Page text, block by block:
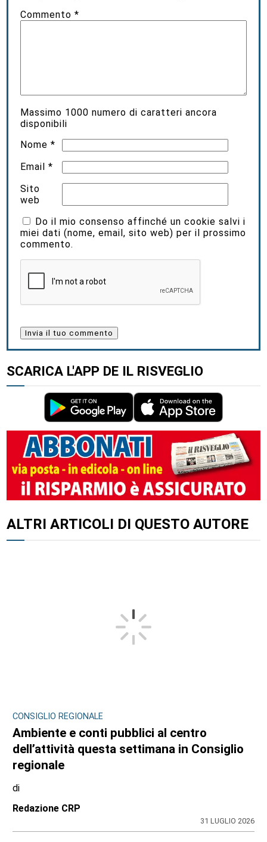
Commento*
Massimo 1000 numero di caratteri ancora
disponibili
Nome*
Email*
Sito
web
Do il mio consenso affinché un cookie salvi i
miei dati (nome, email, sito web) per il prossimo
commento.
SCARICA L'APP DE IL RISVEGLIO
ALTRI ARTICOLI DI QUESTO AUTORE
CONSIGLIO REGIONALE
Ambiente e conti pubblici al centro
dell’attività questa settimana in Consiglio
regionale
di
Redazione CRP
31 LUGLIO 2026